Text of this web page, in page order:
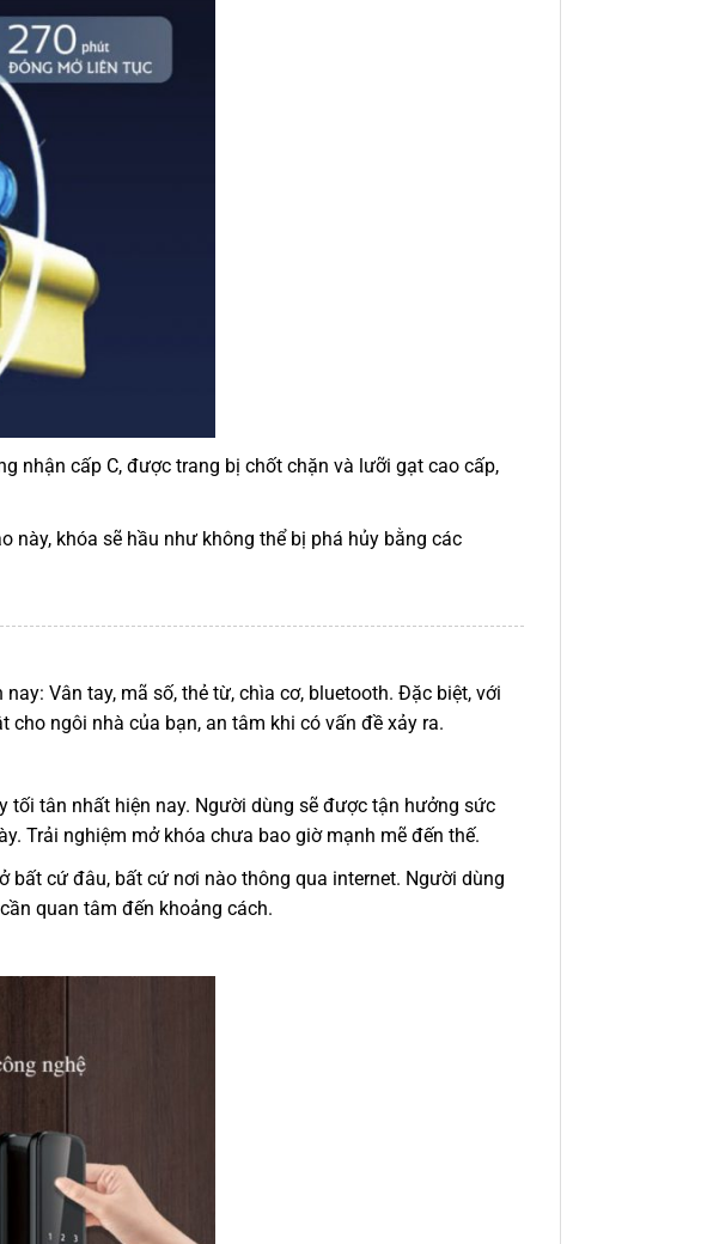
nhận cấp C, được trang bị chốt chặn và lưỡi gạt cao cấp,
khóa sẽ hầu như không thể bị phá hủy bằng các
Vân tay, mã số, thẻ từ, chìa cơ, bluetooth. Đặc biệt, với
ngôi nhà của bạn, an tâm khi có vấn đề xảy ra.
tối tân nhất hiện nay. Người dùng sẽ được tận hưởng sức
Trải nghiệm mở khóa chưa bao giờ mạnh mẽ đến thế.
bất cứ đâu, bất cứ nơi nào thông qua internet. Người dùng
quan tâm đến khoảng cách.